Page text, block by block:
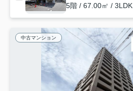
5階 / 67.00㎡ / 3LDK
中古マンション